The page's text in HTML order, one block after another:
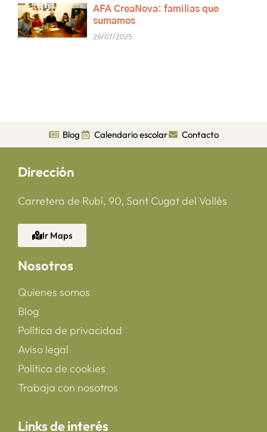
AFA CreaNova: familias que
sumamos
29/07/2025
Blog Calendario escolar Contacto
Dirección
Carretera de Rubí, 90, Sant Cugat del Vallès
Ir Maps
Nosotros
Quienes somos
Blog
Política de privacidad
Aviso legal
Política de cookies
Trabaja con nosotros
Links de interés